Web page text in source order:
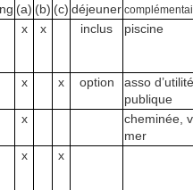
(a) (b) (c) déjeuner
x x inclus piscine
x x option
asso d’utilité
publique
x
cheminée,
mer
x x